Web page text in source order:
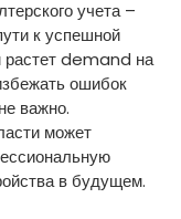
учета –
к успешной
растет demand на
ошибок
важно.
может
в будущем.